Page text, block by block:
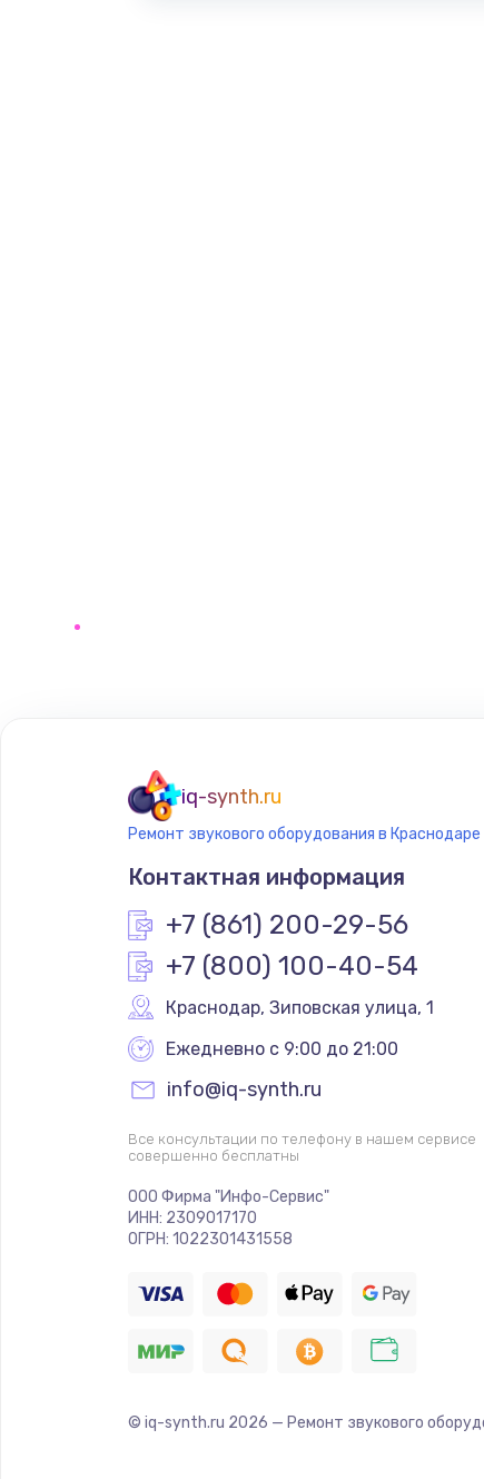
iq-synth.ru
Ремонт звукового оборудования в Краснодаре
Контактная информация
+7 (861) 200-29-56
+7 (800) 100-40-54
Краснодар, Зиповская улица, 1
Ежедневно с 9:00 до 21:00
info@iq-synth.ru
Все консультации по телефону в нашем сервисе
совершенно бесплатны
ООО Фирма "Инфо-Сервис"
ИНН: 2309017170
ОГРН: 1022301431558
© iq-synth.ru 2026 — Ремонт звукового